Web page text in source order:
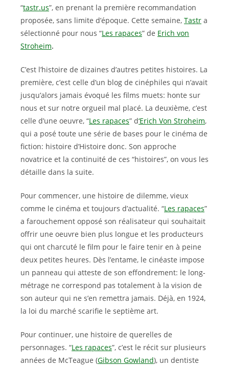
“tastr.us”, en prenant la première recommandation
proposée, sans limite d’époque. Cette semaine, Tastr a
sélectionné pour nous “Les rapaces” de Erich von
Stroheim.
C’est l’histoire de dizaines d’autres petites histoires. La
première, c’est celle d’un blog de cinéphiles qui n’avait
jusqu’alors jamais évoqué les films muets: honte sur
nous et sur notre orgueil mal placé. La deuxième, c’est
celle d’une oeuvre, “Les rapaces” d‘Erich Von Stroheim,
qui a posé toute une série de bases pour le cinéma de
fiction: histoire d’Histoire donc. Son approche
novatrice et la continuité de ces “histoires”, on vous les
détaille dans la suite.
Pour commencer, une histoire de dilemme, vieux
comme le cinéma et toujours d’actualité. “Les rapaces”
a farouchement opposé son réalisateur qui souhaitait
offrir une oeuvre bien plus longue et les producteurs
qui ont charcuté le film pour le faire tenir en à peine
deux petites heures. Dès l’entame, le cinéaste impose
un panneau qui atteste de son effondrement: le long-
métrage ne correspond pas totalement à la vision de
son auteur qui ne s’en remettra jamais. Déjà, en 1924,
la loi du marché scarifie le septième art.
Pour continuer, une histoire de querelles de
personnages. “Les rapaces”, c’est le récit sur plusieurs
années de McTeague (Gibson Gowland), un dentiste